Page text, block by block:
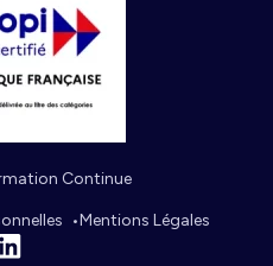
Continue
Mentions Légales
Linkedin